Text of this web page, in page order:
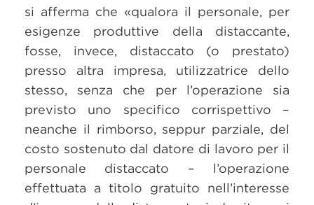
si afferma che «qualora il personale, per
esigenze produttive della distaccante,
fosse, invece, distaccato (o prestato)
presso altra impresa, utilizzatrice dello
stesso, senza che per l’operazione sia
previsto uno specifico corrispettivo –
neanche il rimborso, seppur parziale, del
costo sostenuto dal datore di lavoro per il
personale distaccato – l’operazione
effettuata a titolo gratuito nell’interesse